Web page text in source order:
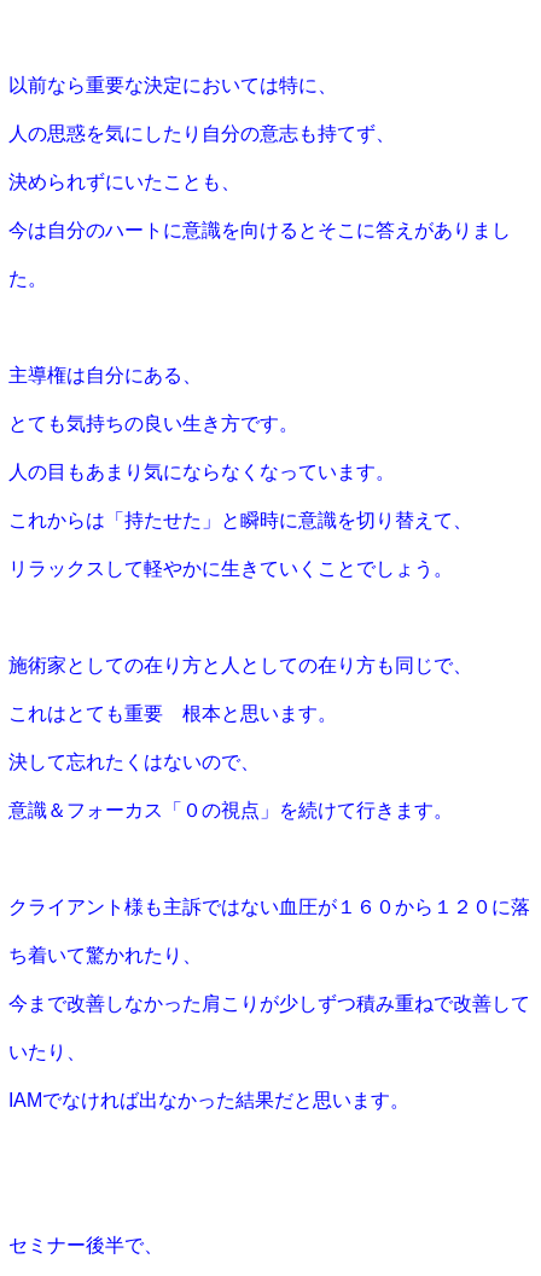
以前なら重要な決定においては特に、
人の思惑を気にしたり自分の意志も持てず、
決められずにいたことも、
今は自分のハートに意識を向けるとそこに答えがありまし
た。
主導権は自分にある、
とても気持ちの良い生き方です。
人の目もあまり気にならなくなっています。
これからは「持たせた」と瞬時に意識を切り替えて、
リラックスして軽やかに生きていくことでしょう。
施術家としての在り方と人としての在り方も同じで、
これはとても重要 根本と思います。
決して忘れたくはないので、
意識＆フォーカス「０の視点」を続けて行きます。
クライアント様も主訴ではない血圧が１６０から１２０に落
ち着いて驚かれたり、
今まで改善しなかった肩こりが少しずつ積み重ねで改善して
いたり、
IAMでなければ出なかった結果だと思います。
セミナー後半で、